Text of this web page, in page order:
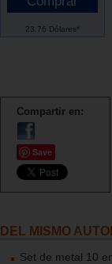
23.76 Dólares*
Compartir en:
Save
DEL MISMO
Set de metal 10